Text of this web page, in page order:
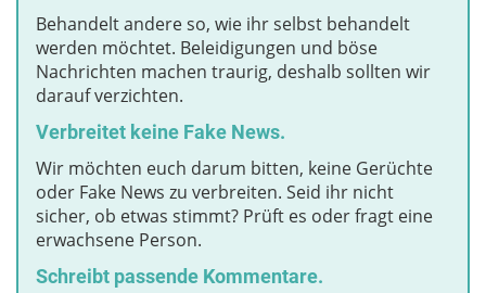
Behandelt andere so, wie ihr selbst behandelt
werden möchtet. Beleidigungen und böse
Nachrichten machen traurig, deshalb sollten wir
darauf verzichten.
Verbreitet keine Fake News.
Wir möchten euch darum bitten, keine Gerüchte
oder Fake News zu verbreiten. Seid ihr nicht
sicher, ob etwas stimmt? Prüft es oder fragt eine
erwachsene Person.
Schreibt passende Kommentare.